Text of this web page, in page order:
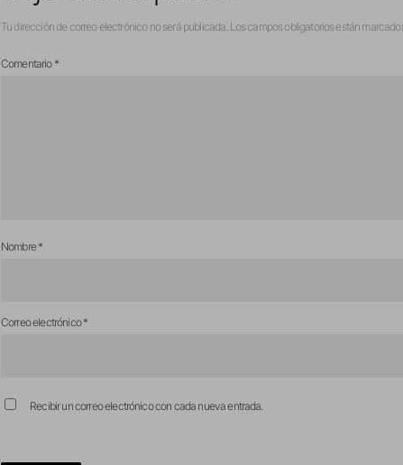
Tu dirección de correo electrónico no será publicada. Los campos obligatorios están
Comentario *
Nombre*
Correo electrónico*
Recibir un correo electrónico con cada nueva entrada.